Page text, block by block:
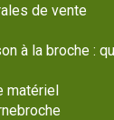
de vente
à la broche :
matériel